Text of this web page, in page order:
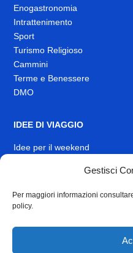
Gestisci
Per maggiori informazioni
policy.
Enogastronomia
Intrattenimento
Sport
Turismo Religioso
Cammini
Terme e Benessere
DMO
IDEE DI VIAGGIO
Idee per il weekend
INFO
News